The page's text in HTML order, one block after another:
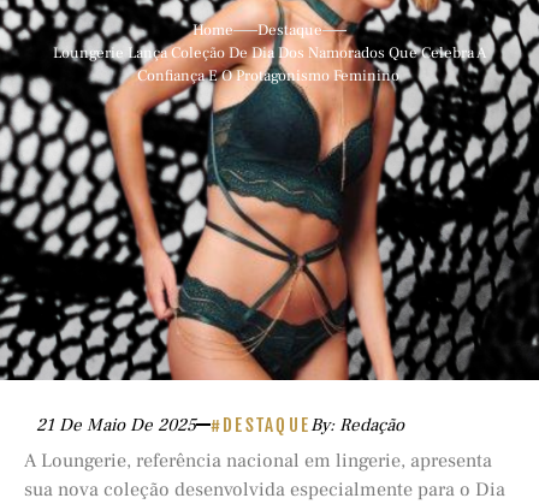
Home
Destaque
Loungerie Lança Coleção De Dia Dos Namorados Que Celebra A
Confiança E O Protagonismo Feminino
21 De Maio De 2025 #DESTAQUEBy: Redação
A Loungerie, referência nacional em lingerie, apresenta
sua nova coleção desenvolvida especialmente para o Dia